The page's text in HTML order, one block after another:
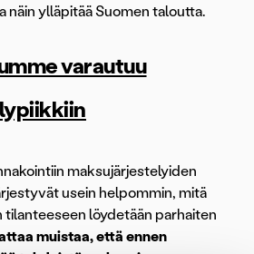
näin ylläpitää Suomen taloutta.
varautuu
maksujärjestelyiden
usein helpommin, mitä
tilanteeseen löydetään parhaiten
muistaa, että ennen